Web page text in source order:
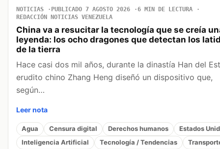
NOTICIAS PUBLICADO 7 AGOSTO 2026
6 MIN DE LECTURA
REDACCIÓN NOTICIAS VENEZUELA
China va a resucitar la tecnología que se creía
leyenda: los ocho dragones que detectan los
de la tierra
Hace casi dos mil años, durante la dinastía Han del
erudito chino Zhang Heng diseñó un dispositivo que,
según…
Leer nota
Agua Censura digital Derechos humanos
Estados
Inteligencia Artificial
Tecnología / Tendencias